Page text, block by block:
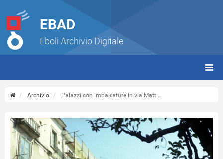
EBAD
Eboli Archivio Digitale
Archivio Palazzi con impalcature in via Matt...